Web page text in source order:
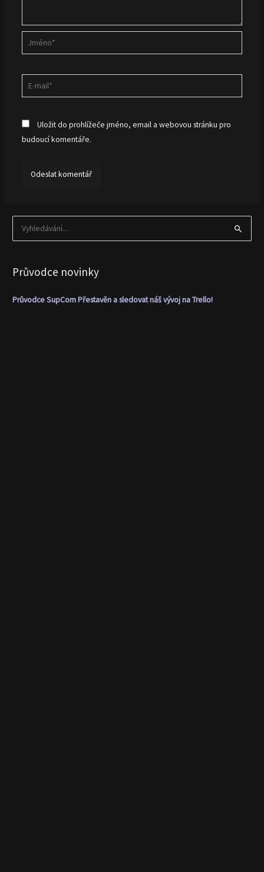
Jméno*
mail*
Uložit do prohlížeče jméno, email a webovou stránku pro
budoucí komentáře.
y
l
d
Průvodce novinky
Průvodce SupCom Přestavěn a sledovat náš vývoj na Trello!